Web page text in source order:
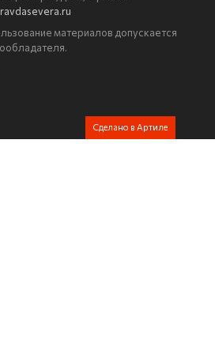
материалов допускается
Сделано в Артиле